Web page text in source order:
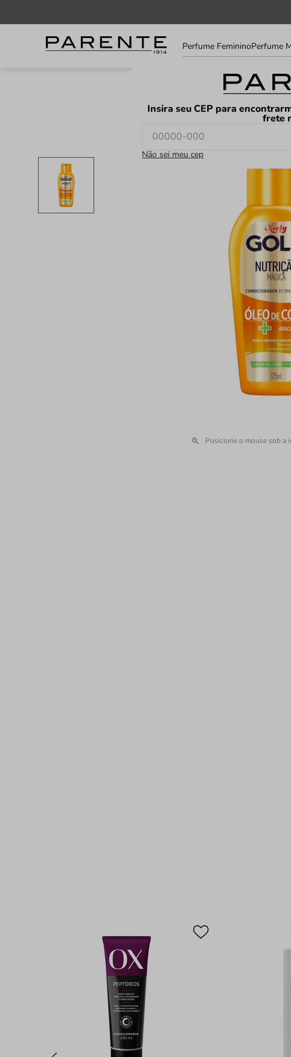
LOJAS FAVORITOS
Informe
seu
CEP
Insira seu CEP para
frete
Não sei meu cep
Perfume FemininoPerfume
Posicione o mouse sob a